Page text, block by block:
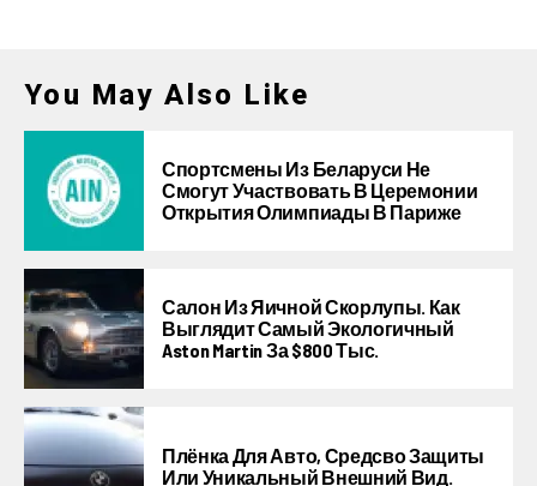
You May Also Like
Спортсмены Из Беларуси Не
Смогут Участвовать В Церемонии
Открытия Олимпиады В Париже
Салон Из Яичной Скорлупы. Как
Выглядит Самый Экологичный
Aston Martin За $800 Тыс.
Плёнка Для Авто, Средсво Защиты
Или Уникальный Внешний Вид.